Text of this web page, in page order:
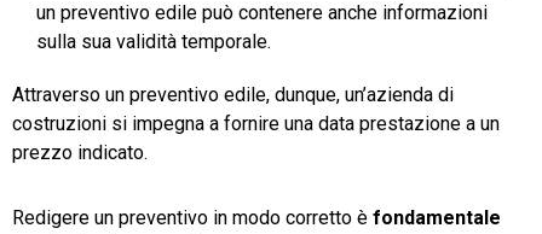
un preventivo edile può contenere anche informazioni
sulla sua validità temporale.
Attraverso un preventivo edile, dunque, un’azienda di
costruzioni si impegna a fornire una data prestazione a un
prezzo indicato.
Redigere un preventivo in modo corretto è fondamentale